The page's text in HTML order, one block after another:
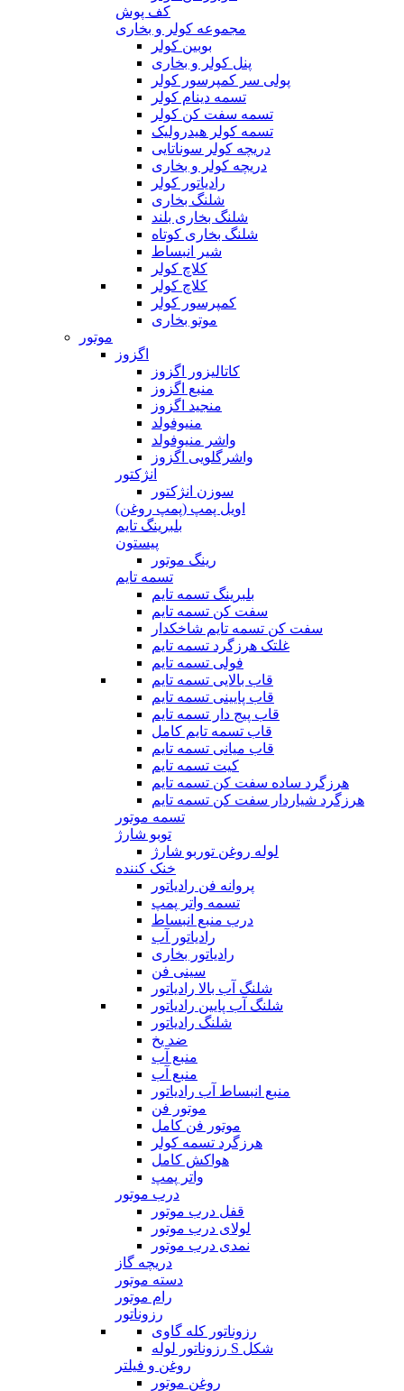
کف پوش
مجموعه کولر و بخاری
بوبین کولر
پنل کولر و بخاری
پولی سر کمپرسور کولر
تسمه دینام کولر
تسمه سفت کن کولر
تسمه کولر هیدرولیک
دریچه کولر سوناتایی
دریچه کولر و بخاری
رادیاتور کولر
شلنگ بخاری
شلنگ بخاری بلند
شلنگ بخاری کوتاه
شیر انبساط
کلاچ کولر
کلاچ کولر
کمپرسور کولر
موتو بخاری
موتور
اگزوز
کاتالیزور اگزوز
منبع اگزوز
منجید اگزوز
منیوفولد
واشر منیوفولد
واشرگلویی اگزوز
انژکتور
سوزن انژکتور
اویل پمپ (پمپ روغن)
بلبرینگ تایم
پیستون
رینگ موتور
تسمه تایم
بلبرینگ تسمه تایم
سفت کن تسمه تایم
سفت کن تسمه تایم شاخکدار
غلتک هرزگرد تسمه تایم
فولی تسمه تایم
قاب بالایی تسمه تایم
قاب پایینی تسمه تایم
قاب پیج دار تسمه تایم
قاب تسمه تایم کامل
قاب میانی تسمه تایم
کیت تسمه تایم
هرزگرد ساده سفت کن تسمه تایم
هرزگرد شیاردار سفت کن تسمه تایم
تسمه موتور
توبو شارژ
لوله روغن توربو شارژ
خنک کننده
پروانه فن رادیاتور
تسمه واتر پمپ
درب منبع انبساط
رادیاتور آب
رادیاتور بخاری
سینی فن
شلنگ آب بالا رادیاتور
شلنگ آب پایین رادیاتور
شلنگ رادیاتور
ضد یخ
منبع آب
منبع آب
منبع انبساط آب رادیاتور
موتور فن
موتور فن کامل
هرزگرد تسمه کولر
هواکش کامل
واتر پمپ
درب موتور
قفل درب موتور
لولای درب موتور
نمدی درب موتور
دریچه گاز
دسته موتور
رام موتور
رزوناتور
رزوناتور کله گاوی
رزوناتور لوله S شکل
روغن و فیلتر
روغن موتور